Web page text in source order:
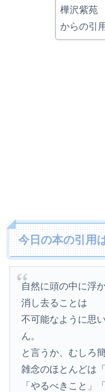
樺沢紫苑
からの引
今日の本の引用
自然に頭の中に浮
消し去ることは
不可能なように思
ん。
と言うか、むしろ
雑念のほとんどは
「やるべきこと」